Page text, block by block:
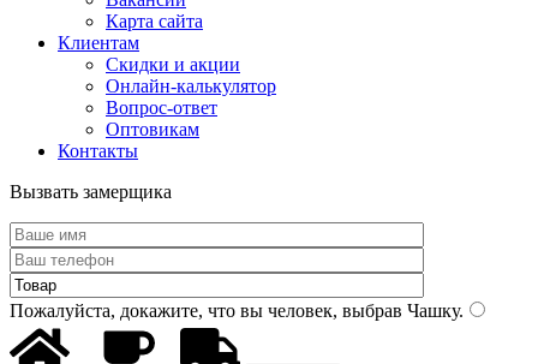
Карта сайта
Клиентам
Скидки и акции
Онлайн-калькулятор
Вопрос-ответ
Оптовикам
Контакты
Вызвать замерщика
Пожалуйста, докажите, что вы человек, выбрав Чашку.